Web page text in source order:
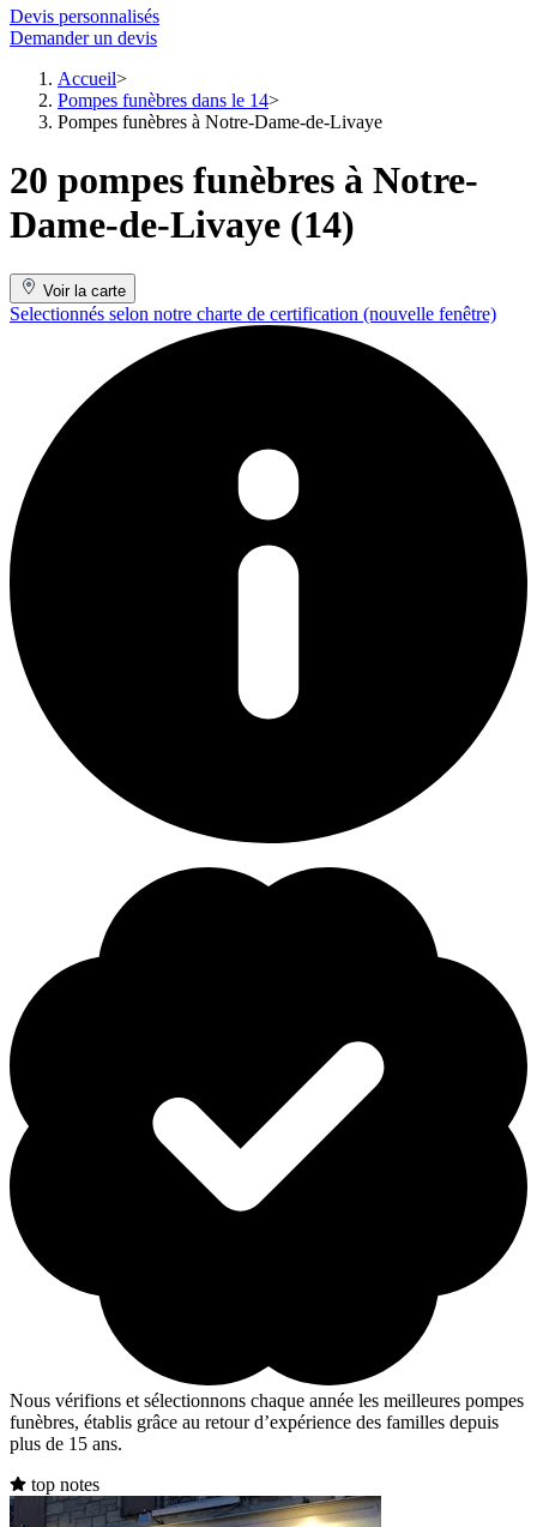
Devis personnalisés
Demander un devis
Accueil
Pompes funèbres dans le 14
Pompes funèbres à Notre-Dame-de-Livaye
20 pompes funèbres à Notre-
Dame-de-Livaye (14)
Voir la carte
Selectionnés selon notre charte de certification (nouvelle fenêtre)
Nous vérifions et sélectionnons chaque année les meilleures pompes
funèbres, établis grâce au retour d’expérience des familles depuis
plus de 15 ans.
top notes